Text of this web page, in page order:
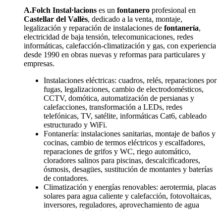
A.Folch Instal·lacions es un fontanero profesional en
Castellar del Vallès, dedicado a la venta, montaje,
legalización y reparación de instalaciones de fontanería,
electricidad de baja tensión, telecomunicaciones, redes
informáticas, calefacción-climatización y gas, con experiencia
desde 1990 en obras nuevas y reformas para particulares y
empresas.
Instalaciones eléctricas: cuadros, relés, reparaciones por
fugas, legalizaciones, cambio de electrodomésticos,
CCTV, domótica, automatización de persianas y
calefacciones, transformación a LEDs, redes
telefónicas, TV, satélite, informáticas Cat6, cableado
estructurado y WiFi.
Fontanería: instalaciones sanitarias, montaje de baños y
cocinas, cambio de termos eléctricos y escalfadores,
reparaciones de grifos y WC, riego automático,
cloradores salinos para piscinas, descalcificadores,
ósmosis, desagües, sustitución de montantes y baterías
de contadores.
Climatización y energías renovables: aerotermia, placas
solares para agua caliente y calefacción, fotovoltaicas,
inversores, reguladores, aprovechamiento de agua